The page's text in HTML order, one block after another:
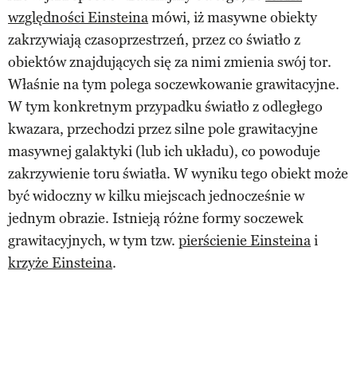
względności Einsteinamówi, iż masywne obiekty
zakrzywiają czasoprzestrzeń, przez co światło z
obiektów znajdujących się za nimi zmienia swój tor.
Właśnie na tym polega soczewkowanie grawitacyjne.
W tym konkretnym przypadku światło z odległego
kwazara, przechodzi przez silne pole grawitacyjne
masywnej galaktyki (lub ich układu), co powoduje
zakrzywienie toru światła. W wyniku tego obiekt może
być widoczny w kilku miejscach jednocześnie w
jednym obrazie. Istnieją różne formy soczewek
grawitacyjnych, w tym tzw. pierścienie Einsteinai
krzyże Einsteina.